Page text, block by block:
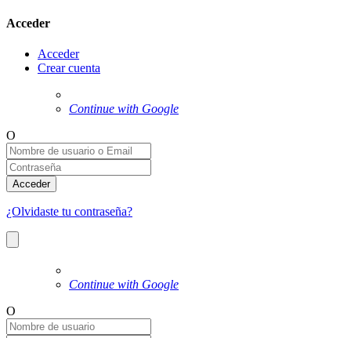
Acceder
Acceder
Crear cuenta
Continue with Google
O
Acceder
¿Olvidaste tu contraseña?
Continue with Google
O